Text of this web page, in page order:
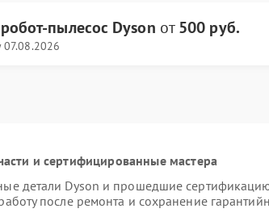
робот-пылесос Dyson от500 руб.
07.08.2026
и сертифицированные мастера
детали Dyson и прошедшие
после ремонта и сохранение